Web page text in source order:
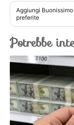
Aggiungi Buonissimo
preferite